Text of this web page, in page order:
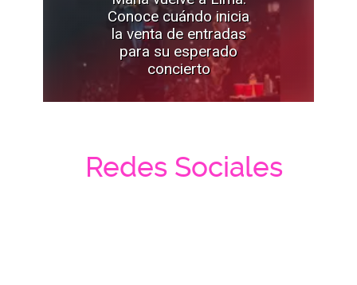
Conoce cuándo inicia
la venta de entradas
para su esperado
concierto
Redes Sociales